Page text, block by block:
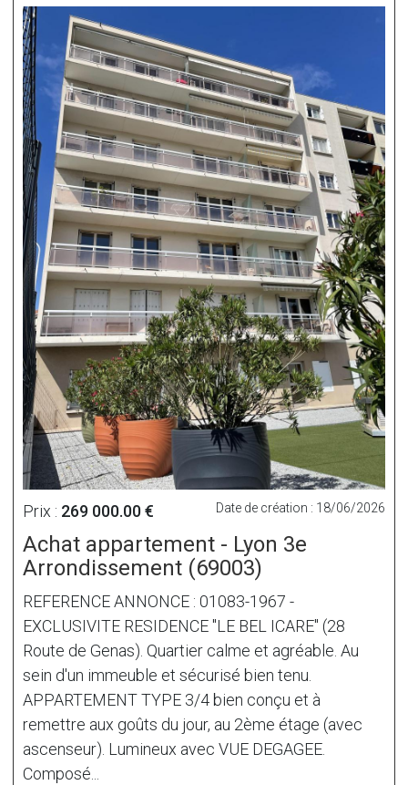
Prix : 269 000.00 € Date de création : 18/06/2026
Achat appartement - Lyon 3e
Arrondissement (69003)
REFERENCE ANNONCE : 01083-1967 -
EXCLUSIVITE RESIDENCE "LE BEL ICARE" (28
Route de Genas). Quartier calme et agréable. Au
sein d'un immeuble et sécurisé bien tenu.
APPARTEMENT TYPE 3/4 bien conçu et à
remettre aux goûts du jour, au 2ème étage (avec
ascenseur). Lumineux avec VUE DEGAGEE.
Composé...